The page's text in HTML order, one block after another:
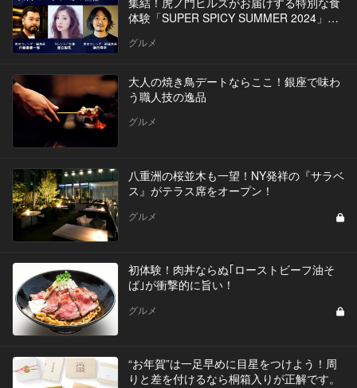
体験「SUPER SPICY SUMMER 2024」イ
グルメ
大人の焼き鳥デートならここ！銀座で味わ
う職人技の逸品
グルメ
八重洲の桜並木も一望！NY発祥の『サラベ
ス』がテラス席をオープン！
グルメ
初体験！肉丼ならぬ｢ローストビーフ油そ
ば｣が衝撃的に旨い！
グルメ
“お年賀”は一足早めに目星をつけよう！周
りと差を付けるなら桐箱入りが正解です。